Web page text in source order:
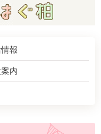
報 はぐはぐ
報
内